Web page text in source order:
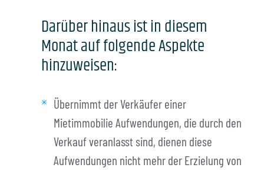
Darüber hinaus ist in diesem
Monat auf folgende Aspekte
hinzuweisen:
Übernimmt der Verkäufer einer
Mietimmobilie Aufwendungen, die durch den
Verkauf veranlasst sind, dienen diese
Aufwendungen nicht mehr der Erzielung von